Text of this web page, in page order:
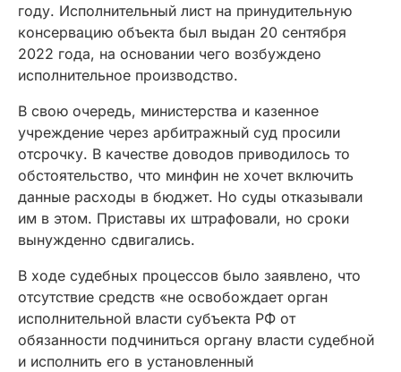
году. Исполнительный лист на принудительную
консервацию объекта был выдан 20 сентября
2022 года, на основании чего возбуждено
исполнительное производство.
В свою очередь, министерства и казенное
учреждение через арбитражный суд просили
отсрочку. В качестве доводов приводилось то
обстоятельство, что минфин не хочет включить
данные расходы в бюджет. Но суды отказывали
им в этом. Приставы их штрафовали, но сроки
вынужденно сдвигались.
В ходе судебных процессов было заявлено, что
отсутствие средств «не освобождает орган
исполнительной власти субъекта РФ от
обязанности подчиниться органу власти судебной
и исполнить его в установленный